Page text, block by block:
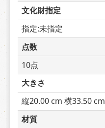
文化財指定
指定:未指定
点数
10点
大きさ
縦20.00 cm 横33.50 cm
材質